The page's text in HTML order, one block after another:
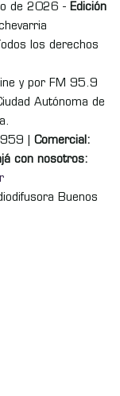
de 2026 - Edición
los derechos
y por FM 95.9
Autónoma de
| Comercial:
con nosotros:
Buenos